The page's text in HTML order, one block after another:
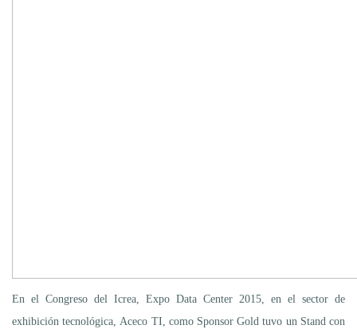
En el Congreso del Icrea, Expo Data Center 2015, en el sector de
exhibición tecnológica, Aceco TI, como Sponsor Gold tuvo un Stand con